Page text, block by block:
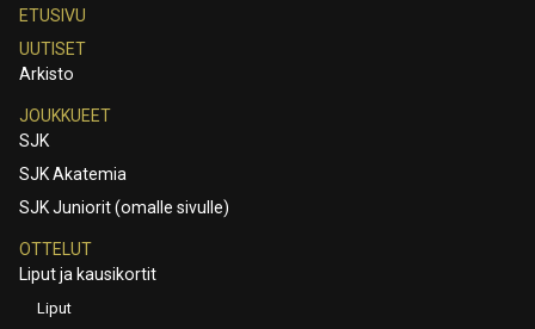
ETUSIVU
UUTISET
Arkisto
JOUKKUEET
SJK
SJK Akatemia
SJK Juniorit (omalle sivulle)
OTTELUT
Liput ja kausikortit
Liput